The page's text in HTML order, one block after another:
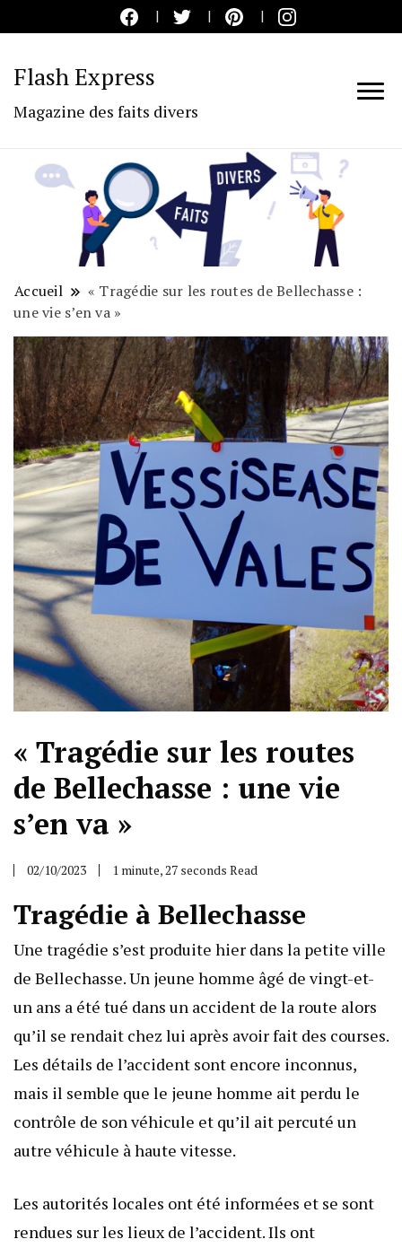
Flash Express
Magazine des faits divers
Accueil
« Tragédie sur les routes de Bellechasse :
une vie s’en va »
« Tragédie sur les routes
de Bellechasse : une vie
s’en va »
02/10/2023 1 minute, 27 seconds Read
Tragédie à Bellechasse
Une tragédie s’est produite hier dans la petite ville
de Bellechasse. Un jeune homme âgé de vingt-et-
un ans a été tué dans un accident de la route alors
qu’il se rendait chez lui après avoir fait des courses.
Les détails de l’accident sont encore inconnus,
mais il semble que le jeune homme ait perdu le
contrôle de son véhicule et qu’il ait percuté un
autre véhicule à haute vitesse.
Les autorités locales ont été informées et se sont
rendues sur les lieux de l’accident. Ils ont